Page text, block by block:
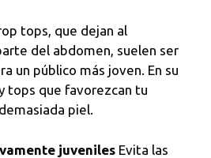
tops, que dejan al
del abdomen, suelen ser
un público más joven. En su
tops que favorezcan tu
piel.
juveniles Evita las